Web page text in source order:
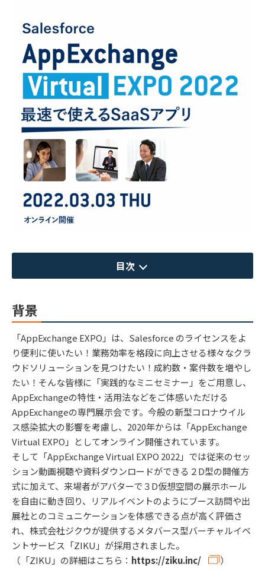
目次
背景
「AppExchange EXPO」は、Salesforce のライセンスをよ
り便利に使いたい！業務効率を格段に向上させる様々なクラ
ウドソリューションを見つけたい！成約数・案件数を増やし
たい！そんな皆様に「実践的なミニセミナー」をご用意し、
AppExchangeの特性・活用法などをご体感いただける
AppExchangeの専門展示会です。今般の新型コロナウイル
ス感染拡大の影響を考慮し、2020年からは「AppExchange
Virtual EXPO」としてオンライン開催されています。
そして「AppExchange Virtual EXPO 2022」では従来のセッ
ション動画視聴や資料ダウンロードができる２D型の開催方
式に加えて、来場者がアバターで３D仮想空間の展示ホール
を自由に動き回り、リアルイベントのようにブース訪問や出
展社とのコミュニケーションを体感できる点が高く評価さ
れ、株式会社ジクウが提供するメタバース型バーチャルイベ
ントサービス「ZIKU」が採用されました。
（「ZIKU」の詳細はこちら： https://ziku.inc/ ）